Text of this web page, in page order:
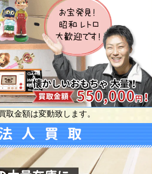
金額は変動致します。